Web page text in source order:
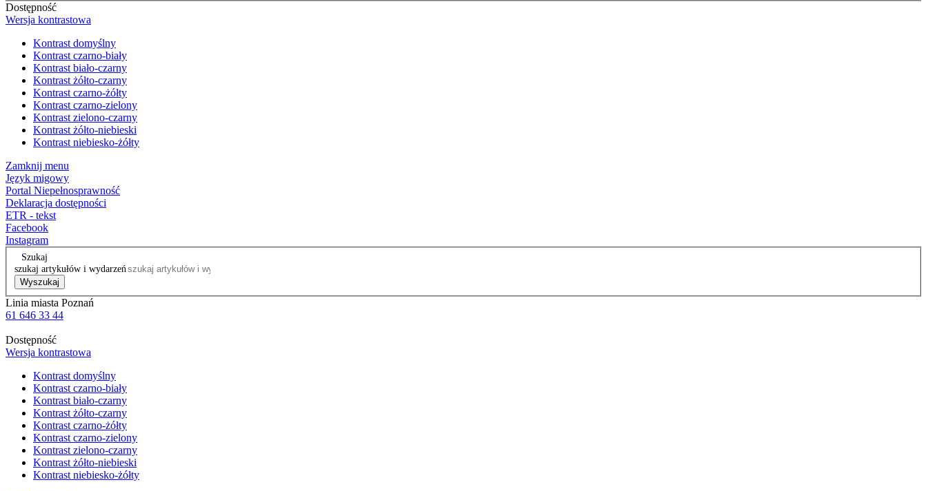
Dostępność
Wersja kontrastowa
Kontrast domyślny
Kontrast czarno-biały
Kontrast biało-czarny
Kontrast żółto-czarny
Kontrast czarno-żółty
Kontrast czarno-zielony
Kontrast zielono-czarny
Kontrast żółto-niebieski
Kontrast niebiesko-żółty
Zamknij menu
Język migowy
Portal Niepełnosprawność
Deklaracja dostępności
ETR - tekst
Facebook
Instagram
Szukaj
szukaj artykułów i wydarzeń
Wyszukaj
Linia miasta Poznań
61 646 33 44
Dostępność
Wersja kontrastowa
Kontrast domyślny
Kontrast czarno-biały
Kontrast biało-czarny
Kontrast żółto-czarny
Kontrast czarno-żółty
Kontrast czarno-zielony
Kontrast zielono-czarny
Kontrast żółto-niebieski
Kontrast niebiesko-żółty